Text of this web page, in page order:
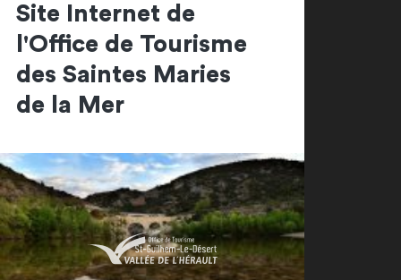
Site Internet de
l'Office de Tourisme
des Saintes Maries
de la Mer